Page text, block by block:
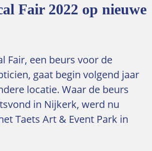
Fair 2022 op nieuwe
Fair, een beurs voor de
gaat begin volgend jaar
locatie. Waar de beurs
in Nijkerk, werd nu
Taets Art & Event Park in